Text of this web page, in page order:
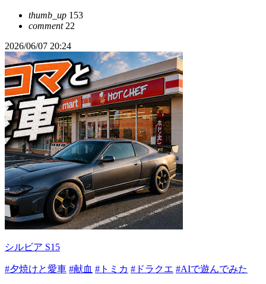
thumb_up 153
comment22
2026/06/07 20:24
シルビア S15
#夕焼けと愛車 #献血 #トミカ #ドラクエ #AIで遊んでみた